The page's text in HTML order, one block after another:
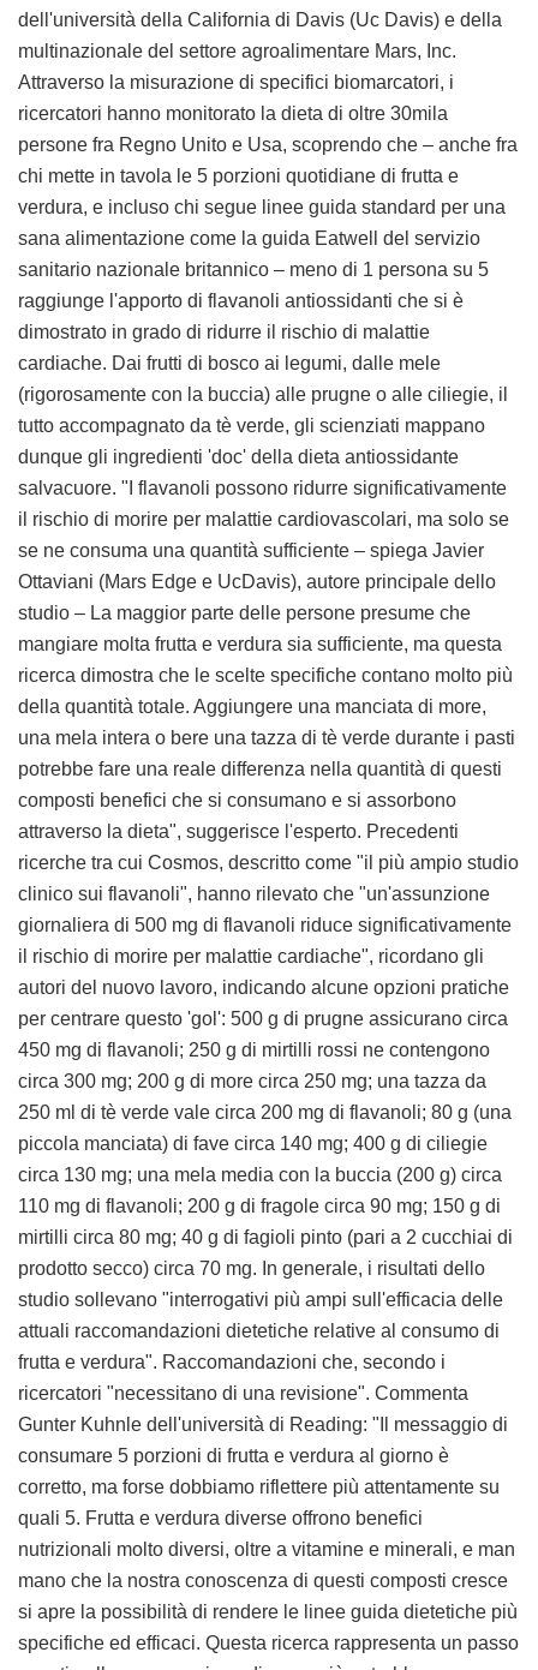
dell'università della California di Davis (Uc Davis) e della
multinazionale del settore agroalimentare Mars, Inc.
Attraverso la misurazione di specifici biomarcatori, i
ricercatori hanno monitorato la dieta di oltre 30mila
persone fra Regno Unito e Usa, scoprendo che – anche fra
chi mette in tavola le 5 porzioni quotidiane di frutta e
verdura, e incluso chi segue linee guida standard per una
sana alimentazione come la guida Eatwell del servizio
sanitario nazionale britannico – meno di 1 persona su 5
raggiunge l'apporto di flavanoli antiossidanti che si è
dimostrato in grado di ridurre il rischio di malattie
cardiache. Dai frutti di bosco ai legumi, dalle mele
(rigorosamente con la buccia) alle prugne o alle ciliegie, il
tutto accompagnato da tè verde, gli scienziati mappano
dunque gli ingredienti 'doc' della dieta antiossidante
salvacuore. "I flavanoli possono ridurre significativamente
il rischio di morire per malattie cardiovascolari, ma solo se
se ne consuma una quantità sufficiente – spiega Javier
Ottaviani (Mars Edge e UcDavis), autore principale dello
studio – La maggior parte delle persone presume che
mangiare molta frutta e verdura sia sufficiente, ma questa
ricerca dimostra che le scelte specifiche contano molto più
della quantità totale. Aggiungere una manciata di more,
una mela intera o bere una tazza di tè verde durante i pasti
potrebbe fare una reale differenza nella quantità di questi
composti benefici che si consumano e si assorbono
attraverso la dieta", suggerisce l'esperto. Precedenti
ricerche tra cui Cosmos, descritto come "il più ampio studio
clinico sui flavanoli", hanno rilevato che "un'assunzione
giornaliera di 500 mg di flavanoli riduce significativamente
il rischio di morire per malattie cardiache", ricordano gli
autori del nuovo lavoro, indicando alcune opzioni pratiche
per centrare questo 'gol': 500 g di prugne assicurano circa
450 mg di flavanoli; 250 g di mirtilli rossi ne contengono
circa 300 mg; 200 g di more circa 250 mg; una tazza da
250 ml di tè verde vale circa 200 mg di flavanoli; 80 g (una
piccola manciata) di fave circa 140 mg; 400 g di ciliegie
circa 130 mg; una mela media con la buccia (200 g) circa
110 mg di flavanoli; 200 g di fragole circa 90 mg; 150 g di
mirtilli circa 80 mg; 40 g di fagioli pinto (pari a 2 cucchiai di
prodotto secco) circa 70 mg. In generale, i risultati dello
studio sollevano "interrogativi più ampi sull'efficacia delle
attuali raccomandazioni dietetiche relative al consumo di
frutta e verdura". Raccomandazioni che, secondo i
ricercatori "necessitano di una revisione". Commenta
Gunter Kuhnle dell'università di Reading: "Il messaggio di
consumare 5 porzioni di frutta e verdura al giorno è
corretto, ma forse dobbiamo riflettere più attentamente su
quali 5. Frutta e verdura diverse offrono benefici
nutrizionali molto diversi, oltre a vitamine e minerali, e man
mano che la nostra conoscenza di questi composti cresce
si apre la possibilità di rendere le linee guida dietetiche più
specifiche ed efficaci. Questa ricerca rappresenta un passo